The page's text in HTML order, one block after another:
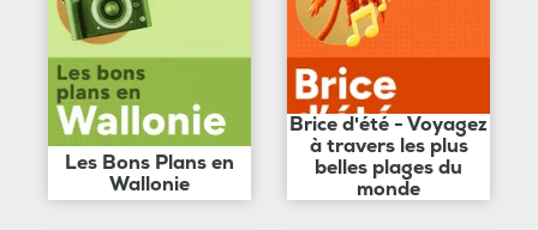
Les Bons Plans en
Wallonie
Brice d'été - Voyagez
à travers les plus
belles plages du
monde